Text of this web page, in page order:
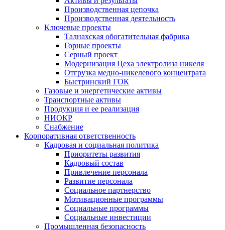
Производственная цепочка
Производственная деятельность
Ключевые проекты
Талнахская обогатительная фабрика
Горные проекты
Серный проект
Модернизация Цеха электролиза никеля
Отгрузка медно-никелевого концентрата
Быстринский ГОК
Газовые и энергетические активы
Транспортные активы
Продукция и ее реализация
НИОКР
Снабжение
Корпоративная ответственность
Кадровая и социальная политика
Приоритеты развития
Кадровый состав
Привлечение персонала
Развитие персонала
Социальное партнерство
Мотивационные программы
Социальные программы
Социальные инвестиции
Промышленная безопасность